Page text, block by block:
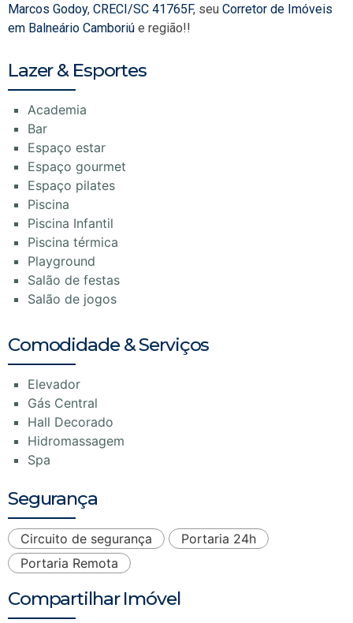
Marcos Godoy, CRECI/SC 41765F, seu Corretor de Imóveis
em Balneário Camboriú e região!!
Lazer & Esportes
Academia
Bar
Espaço estar
Espaço gourmet
Espaço pilates
Piscina
Piscina Infantil
Piscina térmica
Playground
Salão de festas
Salão de jogos
Comodidade & Serviços
Elevador
Gás Central
Hall Decorado
Hidromassagem
Spa
Segurança
Circuito de segurança
Portaria 24h
Portaria Remota
Compartilhar Imóvel